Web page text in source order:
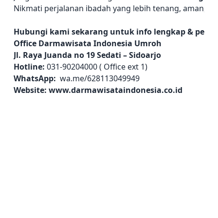
Nikmati perjalanan ibadah yang lebih tenang, aman,
Hubungi kami sekarang untuk info lengkap &
Office Darmawisata Indonesia Umroh
Jl. Raya Juanda no 19 Sedati – Sidoarjo
Hotline: 031-90204000 ( Office ext 1)
WhatsApp: wa.me/628113049949
Website: www.darmawisataindonesia.co.id